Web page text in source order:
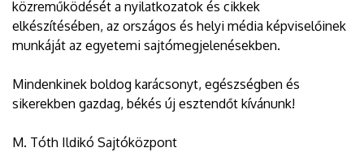
közreműködését a nyilatkozatok és cikkek
elkészítésében, az országos és helyi média képviselőinek
munkáját az egyetemi sajtómegjelenésekben.
Mindenkinek boldog karácsonyt, egészségben és
sikerekben gazdag, békés új esztendőt kívánunk!
M. Tóth Ildikó Sajtóközpont